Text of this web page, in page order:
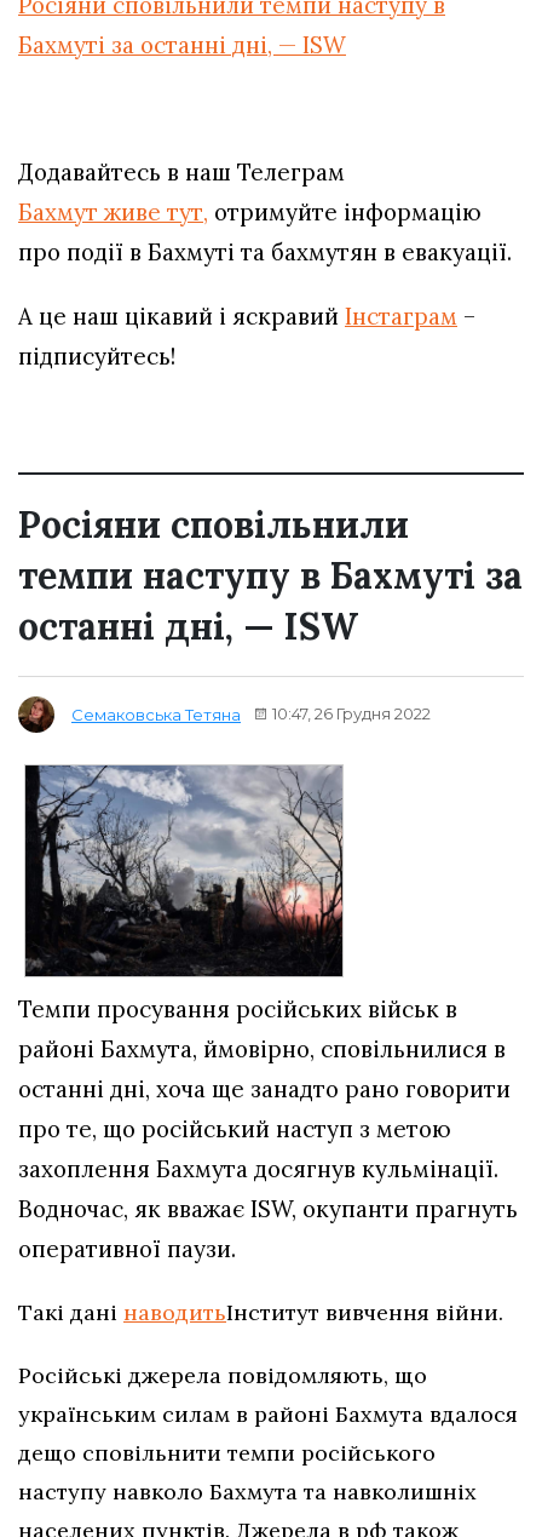
Бахмуті за останні дні, — ISW
Додавайтесь в наш Телеграм
Бахмут живе тут, отримуйте інформацію
про події в Бахмуті та бахмутян в евакуації.
А це наш цікавий і яскравий Інстаграм –
підписуйтесь!
Росіяни сповільнили
темпи наступу в Бахмуті за
останні дні, — ISW
Семаковська Тетяна 10:47, 26 Грудня 2022
Темпи просування російських військ в
районі Бахмута, ймовірно, сповільнилися в
останні дні, хоча ще занадто рано говорити
про те, що російський наступ з метою
захоплення Бахмута досягнув кульмінації.
Водночас, як вважає ISW, окупанти прагнуть
оперативної паузи.
Такі дані наводитьІнститут вивчення війни.
Російські джерела повідомляють, що
українським силам в районі Бахмута вдалося
дещо сповільнити темпи російського
наступу навколо Бахмута та навколишніх
населених пунктів. Джерела в рф також